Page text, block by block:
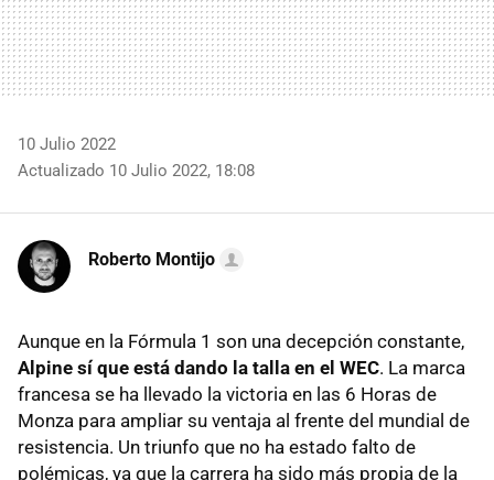
10 Julio 2022
Actualizado 10 Julio 2022, 18:08
Roberto Montijo
Aunque en la Fórmula 1 son una decepción constante,
Alpine sí que está dando la talla en el WEC. La marca
francesa se ha llevado la victoria en las 6 Horas de
Monza para ampliar su ventaja al frente del mundial de
resistencia. Un triunfo que no ha estado falto de
polémicas, ya que la carrera ha sido más propia de la